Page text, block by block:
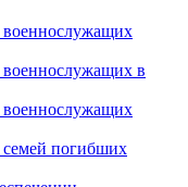
в
погибших